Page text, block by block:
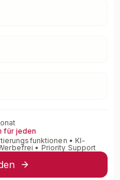
für jeden
• KI-
• Priority Support